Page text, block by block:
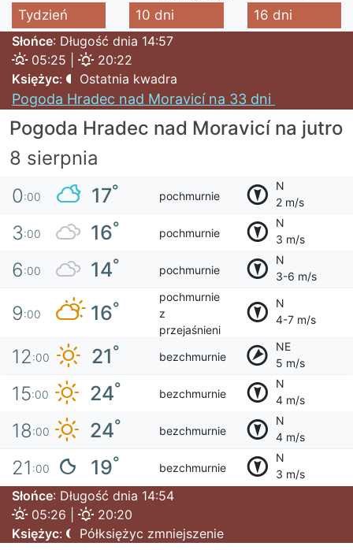
Tydzień 10 dni
16 dni
Słońce: Długość dnia 14:57
05:25 |
20:22
Księżyc: Ostatnia kwadra
Pogoda Hradec nad Moravicí na 33 dni
Pogoda Hradec nad Moravicí na jutro
8 sierpnia
0:00 17° pochmurnie
N
2 m/s
3:00 16° pochmurnie
N
3 m/s
6:00 14° pochmurnie
N
3-6 m/s
9:00 16°
pochmurnie
z
przejaśnieni
N
4-7 m/s
12:00 21° bezchmurnie
NE
5 m/s
15:00 24° bezchmurnie
N
4 m/s
18:00 24° bezchmurnie
N
4 m/s
21 :00 19° bezchmurnie
N
3 m/s
Słońce: Długość dnia 14:54
05:26 |
20:20
Księżyc: Półksiężyc zmniejszenie